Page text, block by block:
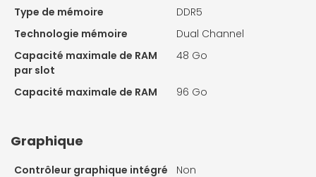
Type de mémoire
DDR5
Technologie mémoire
Dual Channel
Capacité maximale de RAM
par slot
48 Go
Capacité maximale de RAM 96 Go
Graphique
Contrôleur graphique intégré Non